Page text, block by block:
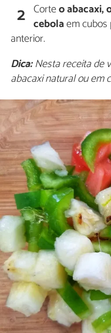
2 Corteo abacaxi,
cebolaem
anterior.
Dica:Nesta receita de
abacaxi natural ou em